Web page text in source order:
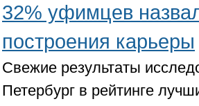
32% уфимцев
построения карьеры
Свежие результаты
Петербург в рейтинге